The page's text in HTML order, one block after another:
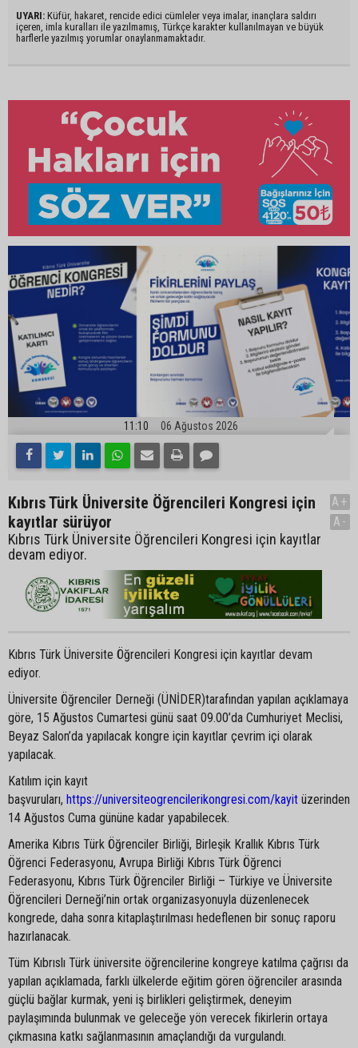
UYARI: Küfür, hakaret, rencide edici cümleler veya imalar, inançlara saldırı
içeren, imla kuralları ile yazılmamış, Türkçe karakter kullanılmayan ve büyük
harflerle yazılmış yorumlar onaylanmamaktadır.
11:10 06 Ağustos 2026
Kıbrıs Türk Üniversite Öğrencileri Kongresi için
kayıtlar sürüyor
Kıbrıs Türk Üniversite Öğrencileri Kongresi için kayıtlar
devam ediyor.
A+
A-
Kıbrıs Türk Üniversite Öğrencileri Kongresi için kayıtlar devam
ediyor.
Üniversite Öğrenciler Derneği (ÜNİDER)tarafından yapılan açıklamaya
göre, 15 Ağustos Cumartesi günü saat 09.00’da Cumhuriyet Meclisi,
Beyaz Salon’da yapılacak kongre için kayıtlar çevrim içi olarak
yapılacak.
Katılım için kayıt
başvuruları, https://universiteogrencilerikongresi.com/kayit üzerinden
14 Ağustos Cuma gününe kadar yapabilecek.
Amerika Kıbrıs Türk Öğrenciler Birliği, Birleşik Krallık Kıbrıs Türk
Öğrenci Federasyonu, Avrupa Birliği Kıbrıs Türk Öğrenci
Federasyonu, Kıbrıs Türk Öğrenciler Birliği – Türkiye ve Üniversite
Öğrencileri Derneği’nin ortak organizasyonuyla düzenlenecek
kongrede, daha sonra kitaplaştırılması hedeflenen bir sonuç raporu
hazırlanacak.
Tüm Kıbrıslı Türk üniversite öğrencilerine kongreye katılma çağrısı da
yapılan açıklamada, farklı ülkelerde eğitim gören öğrenciler arasında
güçlü bağlar kurmak, yeni iş birlikleri geliştirmek, deneyim
paylaşımında bulunmak ve geleceğe yön verecek fikirlerin ortaya
çıkmasına katkı sağlanmasının amaçlandığı da vurgulandı.